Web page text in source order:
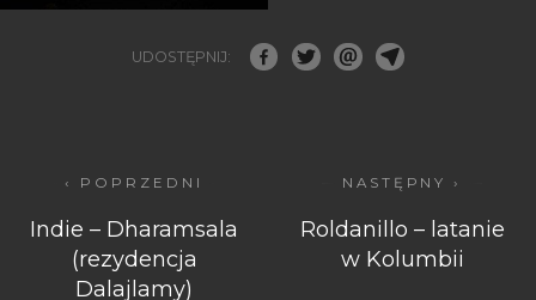
UDOSTĘPNIJ:
‹ POPRZEDNI
Indie – Dharamsala
(rezydencja
Dalajlamy)
NASTĘPNY ›
Roldanillo – latanie
w Kolumbii